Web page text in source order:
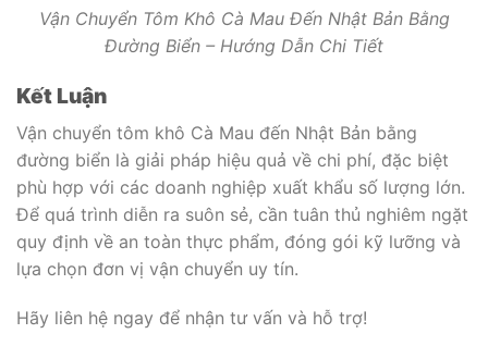
Vận Chuyển Tôm Khô Cà Mau Đến Nhật Bản Bằng
Đường Biển – Hướng Dẫn Chi Tiết
Kết Luận
Vận chuyển tôm khô Cà Mau đến Nhật Bản bằng
đường biển là giải pháp hiệu quả về chi phí, đặc biệt
phù hợp với các doanh nghiệp xuất khẩu số lượng lớn.
Để quá trình diễn ra suôn sẻ, cần tuân thủ nghiêm ngặt
quy định về an toàn thực phẩm, đóng gói kỹ lưỡng và
lựa chọn đơn vị vận chuyển uy tín.
Hãy liên hệ ngay để nhận tư vấn và hỗ trợ!